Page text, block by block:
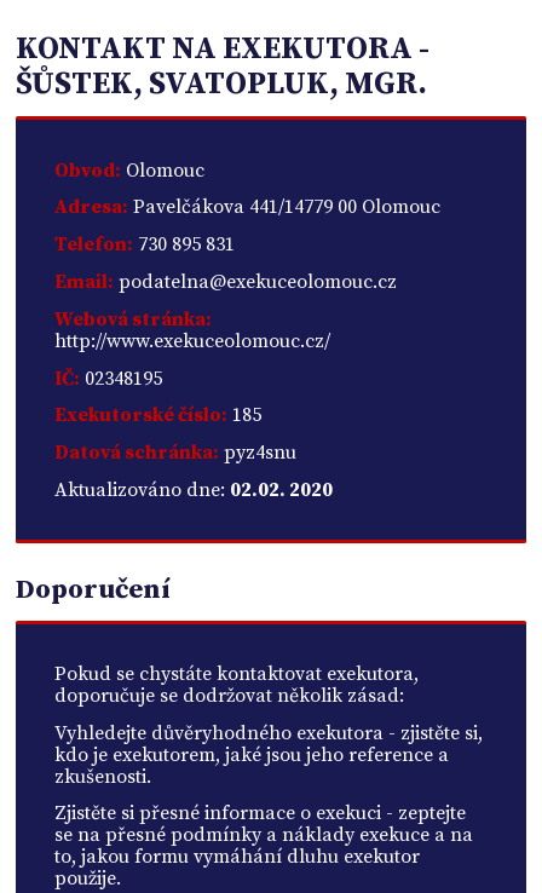
KONTAKT NA EXEKUTORA -
ŠŮSTEK, SVATOPLUK, MGR.
Obvod: Olomouc
Adresa: Pavelčákova 441/14779 00 Olomouc
Telefon: 730 895 831
Email: podatelna@exekuceolomouc.cz
Webová stránka:
http://www.exekuceolomouc.cz/
IČ: 02348195
Exekutorské číslo: 185
Datová schránka: pyz4snu
Aktualizováno dne: 02.02. 2020
Doporučení
Pokud se chystáte kontaktovat exekutora,
doporučuje se dodržovat několik zásad:
Vyhledejte důvěryhodného exekutora - zjistěte si,
kdo je exekutorem, jaké jsou jeho reference a
zkušenosti.
Zjistěte si přesné informace o exekuci - zeptejte
se na přesné podmínky a náklady exekuce a na
to, jakou formu vymáhání dluhu exekutor
použije.